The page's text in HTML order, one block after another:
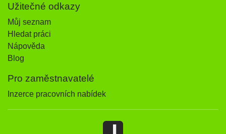
Užitečné odkazy
Můj seznam
Hledat práci
Nápověda
Blog
Pro zaměstnavatelé
Inzerce pracovních nabídek